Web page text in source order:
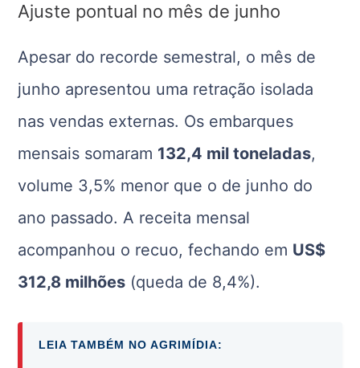
Ajuste pontual no mês de junho
Apesar do recorde semestral, o mês de
junho apresentou uma retração isolada
nas vendas externas. Os embarques
mensais somaram 132,4 mil toneladas,
volume 3,5% menor que o de junho do
ano passado. A receita mensal
acompanhou o recuo, fechando em US$
312,8 milhões (queda de 8,4%).
LEIA TAMBÉM NO AGRIMÍDIA: